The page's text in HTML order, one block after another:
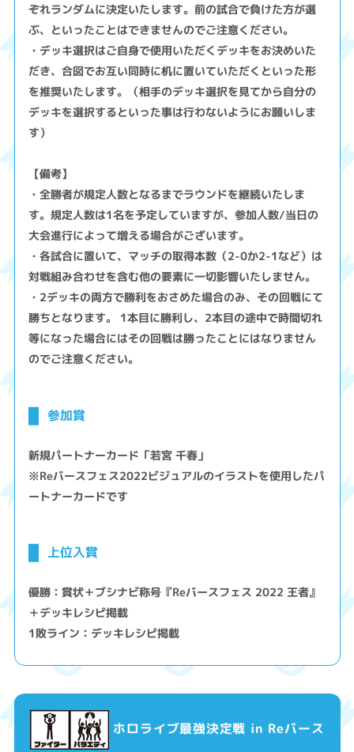
ぞれランダムに決定いたします。前の試合で負けた方が選
ぶ、といったことはできませんのでご注意ください。
・デッキ選択はご自身で使用いただくデッキをお決めいた
だき、合図でお互い同時に机に置いていただくといった形
を推奨いたします。（相手のデッキ選択を見てから自分の
デッキを選択するといった事は行わないようにお願いしま
す）
【備考】
・全勝者が規定人数となるまでラウンドを継続いたしま
す。規定人数は1名を予定していますが、参加人数/当日の
大会進行によって増える場合がございます。
・各試合に置いて、マッチの取得本数（2-0か2-1など）は
対戦組み合わせを含む他の要素に一切影響いたしません。
・2デッキの両方で勝利をおさめた場合のみ、その回戦にて
勝ちとなります。 1本目に勝利し、2本目の途中で時間切れ
等になった場合にはその回戦は勝ったことにはなりません
のでご注意ください。
参加賞
新規パートナーカード「若宮 千春」
※Reバースフェス2022ビジュアルのイラストを使用したパ
ートナーカードです
上位入賞
優勝：賞状＋ブシナビ称号『Reバースフェス 2022 王者』
＋デッキレシピ掲載
1敗ライン：デッキレシピ掲載
ホロライブ最強決定戦 in Reバース